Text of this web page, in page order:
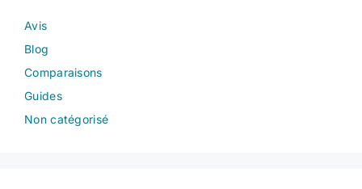
Avis
Blog
Comparaisons
Guides
Non catégorisé